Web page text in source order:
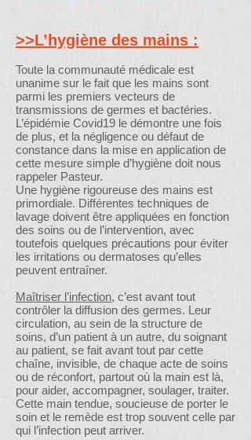
>>L’hygiène des mains :
Toute la communauté médicale est
unanime sur le fait que les mains sont
parmi les premiers vecteurs de
transmissions de germes et bactéries.
L’épidémie Covid19 le démontre une fois
de plus, et la négligence ou défaut de
constance dans la mise en application de
cette mesure simple d’hygiène doit nous
rappeler Pasteur.
Une hygiène rigoureuse des mains est
primordiale. Différentes techniques de
lavage doivent être appliquées en fonction
des soins ou de l’intervention, avec
toutefois quelques précautions pour éviter
les irritations ou dermatoses qu’elles
peuvent entraîner.
Maîtriser l’infection, c’est avant tout
contrôler la diffusion des germes. Leur
circulation, au sein de la structure de
soins, d’un patient à un autre, du soignant
au patient, se fait avant tout par cette
chaîne, invisible, de chaque acte de soins
ou de réconfort, partout où la main est là,
pour aider, accompagner, soulager, traiter.
Cette main tendue, soucieuse de porter le
soin et le remède est trop souvent celle par
qui l’infection peut arriver.